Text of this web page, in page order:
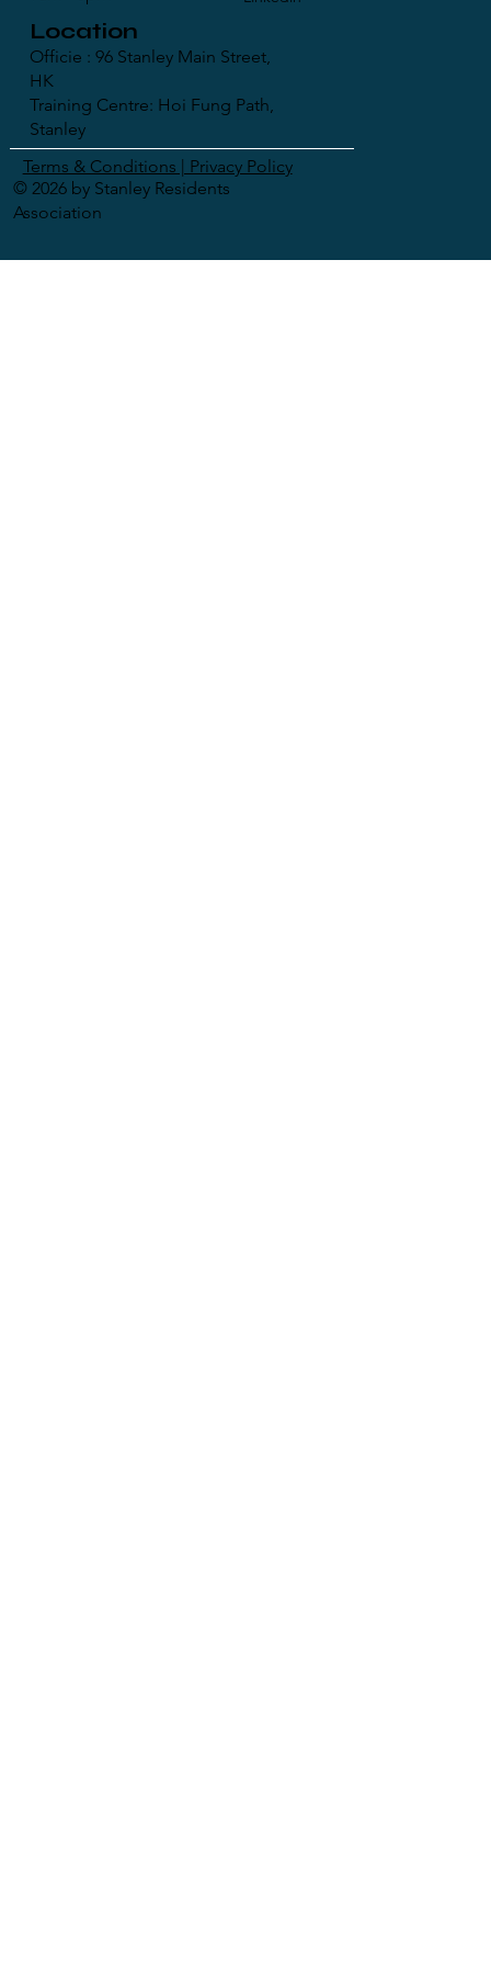
Officie : 96 Stanley Main Street,
HK
Training Centre: Hoi Fung Path,
Stanley
Location
Terms & Conditions | Privacy Policy
© 2026 by Stanley Residents
Association